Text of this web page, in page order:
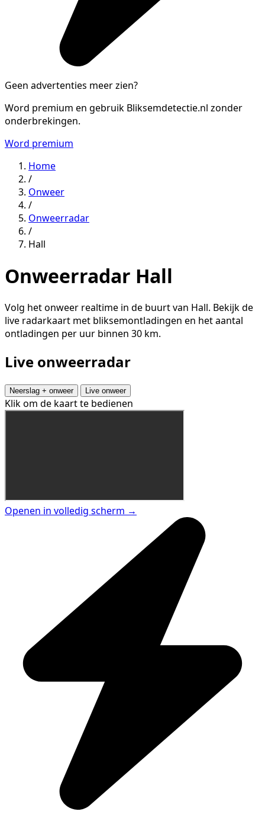
Geen advertenties meer zien?
Word premium en gebruik Bliksemdetectie.nl zonder
onderbrekingen.
Word premium
Home
/
Onweer
/
Onweerradar
/
Hall
Onweerradar Hall
Volg het onweer realtime in de buurt van Hall. Bekijk de
live radarkaart met bliksemontladingen en het aantal
ontladingen per uur binnen 30 km.
Live onweerradar
Neerslag + onweer Live onweer
Klik om de kaart te bedienen
Openen in volledig scherm →